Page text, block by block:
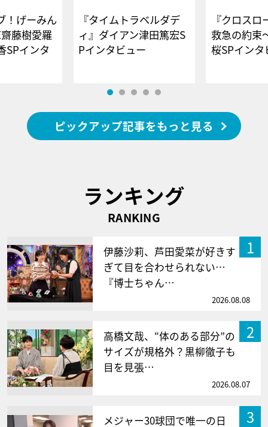
！げーみん
藤樹愛羅
SPインタ
『タイムトラベルダデ
ィ』ダイアン津田篤宏S
Pインタビュー
『クロス
救急の約束
桜SPイ
ピックアップ記事をもっと見る
ランキング
RANKING
1
伊藤沙莉、芦田愛菜が好きす
ぎて目を合わせられない…
『博士ちゃん…
2026.08.08
2
高橋文哉、“体のある部分”の
サイズが規格外？黒柳徹子も
目を見張…
2026.08.07
3
メジャー30球団で唯一の日